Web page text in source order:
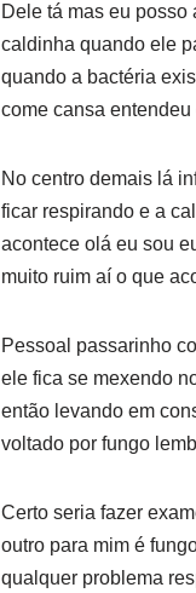
Dele tá mas eu
caldinha quando ele
quando a bactéria
come cansa
No centro demais lá
ficar respirando e a
acontece olá eu sou
muito ruim aí o que
Pessoal passarinho
ele fica se mexendo
então levando em
voltado por fungo
Certo seria fazer
outro para mim é
qualquer problema